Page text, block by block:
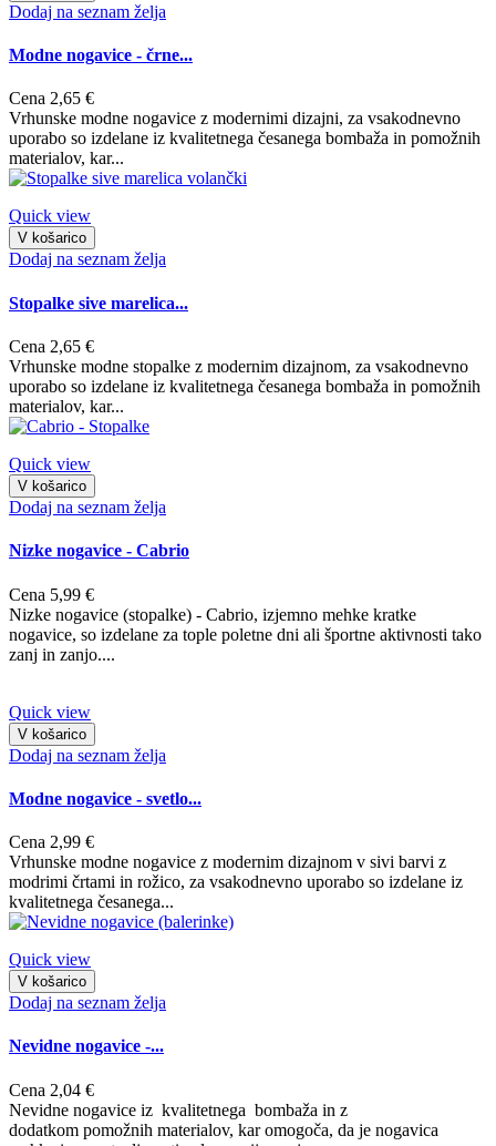
Dodaj na seznam želja
Modne nogavice - črne...
Cena 2,65 €
Vrhunske modne nogavice z modernimi dizajni, za vsakodnevno
uporabo so izdelane iz kvalitetnega česanega bombaža in pomožnih
materialov, kar...
Quick view
V košarico
Dodaj na seznam želja
Stopalke sive marelica...
Cena 2,65 €
Vrhunske modne stopalke z modernim dizajnom, za vsakodnevno
uporabo so izdelane iz kvalitetnega česanega bombaža in pomožnih
materialov, kar...
Quick view
V košarico
Dodaj na seznam želja
Nizke nogavice - Cabrio
Cena 5,99 €
Nizke nogavice (stopalke) - Cabrio, izjemno mehke kratke
nogavice, so izdelane za tople poletne dni ali športne aktivnosti tako
zanj in zanjo....
Quick view
V košarico
Dodaj na seznam želja
Modne nogavice - svetlo...
Cena 2,99 €
Vrhunske modne nogavice z modernim dizajnom v sivi barvi z
modrimi črtami in rožico, za vsakodnevno uporabo so izdelane iz
kvalitetnega česanega...
Quick view
V košarico
Dodaj na seznam želja
Nevidne nogavice -...
Cena 2,04 €
Nevidne nogavice iz kvalitetnega bombaža in z
dodatkom pomožnih materialov, kar omogoča, da je nogavica